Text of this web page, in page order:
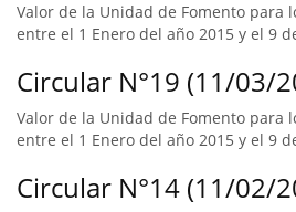
Valor de la Unidad de Fomento para
entre el 1 Enero del año 2015 y el 9
Circular N°19 (11/03/
Valor de la Unidad de Fomento para
entre el 1 Enero del año 2015 y el 9
Circular N°14 (11/02/